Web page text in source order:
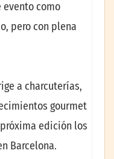
como
pero con plena
a charcuterías,
gourmet
edición los
Barcelona.